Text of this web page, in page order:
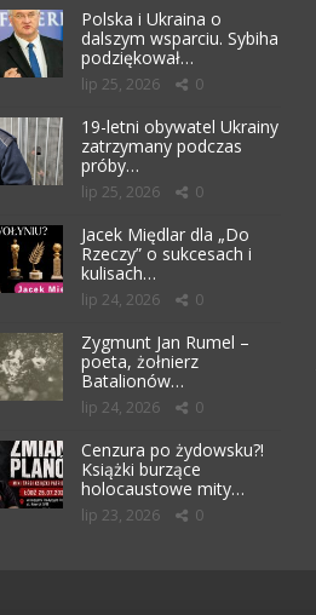
Polska i Ukraina o
dalszym wsparciu. Sybiha
podziękował…
lip 25, 2026 0
19-letni obywatel Ukrainy
zatrzymany podczas
próby…
lip 25, 2026 0
Jacek Międlar dla „Do
Rzeczy” o sukcesach i
kulisach…
lip 24, 2026 0
Zygmunt Jan Rumel –
poeta, żołnierz
Batalionów…
lip 24, 2026 0
Cenzura po żydowsku?!
Książki burzące
holocaustowe mity…
lip 23, 2026 0